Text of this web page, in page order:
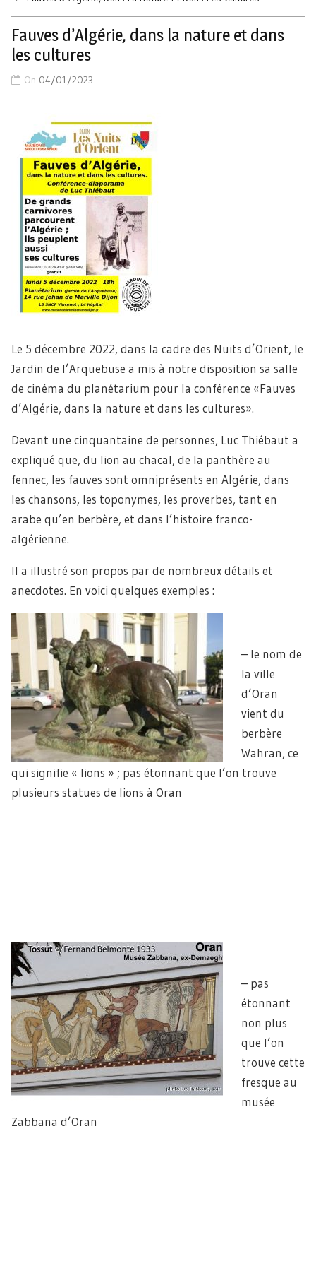
Fauves d’Algérie, dans la nature et dans
les cultures
On 04/01/2023
Le 5 décembre 2022, dans la cadre des Nuits d’Orient, le
Jardin de l’Arquebuse a mis à notre disposition sa salle
de cinéma du planétarium pour la conférence «Fauves
d’Algérie, dans la nature et dans les cultures».
Devant une cinquantaine de personnes, Luc Thiébaut a
expliqué que, du lion au chacal, de la panthère au
fennec, les fauves sont omniprésents en Algérie, dans
les chansons, les toponymes, les proverbes, tant en
arabe qu’en berbère, et dans l’histoire franco-
algérienne.
Il a illustré son propos par de nombreux détails et
anecdotes. En voici quelques exemples :
– le nom de
la ville
d’Oran
vient du
berbère
Wahran, ce
qui signifie « lions » ; pas étonnant que l’on trouve
plusieurs statues de lions à Oran
– pas
étonnant
non plus
que l’on
trouve cette
fresque au
musée
Zabbana d’Oran